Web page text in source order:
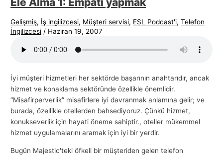
Gelişmiş, İş ingilizcesi, Müşteri servisi, ESL Podcast'i,Telefon
İngilizcesi / Haziran 19, 2007
İyi müşteri hizmetleri her sektörde başarının anahtarıdır, ancak
hizmet ve konaklama sektöründe özellikle önemlidir.
“Misafirperverlik” misafirlere iyi davranmak anlamına gelir; ve
burada, özellikle otellerden bahsediyoruz. Çünkü hizmet,
konukseverlik için hayati öneme sahiptir., oteller mükemmel
hizmet uygulamalarını aramak için iyi bir yerdir.
Bugün Majestic'teki öfkeli bir müşteriden gelen telefon